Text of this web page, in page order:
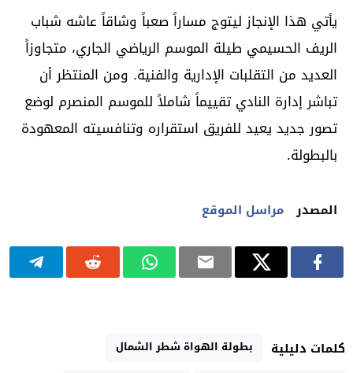
يأتي هذا الإنجاز ليتوج مساراً صعباً وشاقاً عاشه شباب
الريف الحسيمي طيلة الموسم الرياضي الجاري، متجاوزاً
العديد من التقلبات الإدارية والفنية. ومن المنتظر أن
تباشر إدارة النادي تقييماً شاملاً للموسم المنصرم لوضع
تصور جديد يعيد للفريق استقراره وتنافسيته المعهودة
بالبطولة.
المصدر مراسل الموقع
كلمات دليلية
بطولة الهواة شطر الشمال